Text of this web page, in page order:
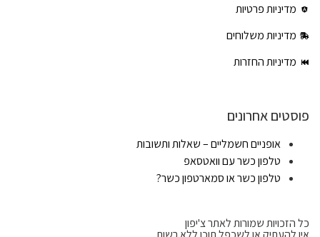
מדיניות פרטיות
מדיניות משלוחים
מדיניות החזרות
פוסטים אחרונים
אופניים חשמליים – שאלות ותשובות
טלפון כשר עם וואטסאפ
טלפון כשר או סמארטפון כשר?
כל הזכויות שמורות לאתר צ'יפון